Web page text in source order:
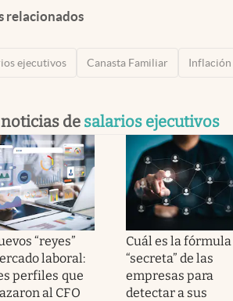
relacionados
ejecutivos Canasta Familiar Inflación
de salarios ejecutivos
“reyes”
laboral:
perfiles que
al CFO
Cuál es la fórmula
“secreta” de las
empresas para
detectar a sus